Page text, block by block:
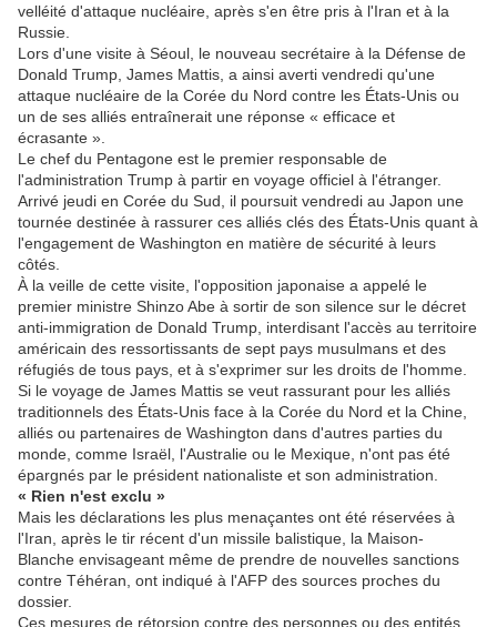
velléité d'attaque nucléaire, après s'en être pris à l'Iran et à la
Russie.
Lors d'une visite à Séoul, le nouveau secrétaire à la Défense de
Donald Trump, James Mattis, a ainsi averti vendredi qu'une
attaque nucléaire de la Corée du Nord contre les États-Unis ou
un de ses alliés entraînerait une réponse « efficace et
écrasante ».
Le chef du Pentagone est le premier responsable de
l'administration Trump à partir en voyage officiel à l'étranger.
Arrivé jeudi en Corée du Sud, il poursuit vendredi au Japon une
tournée destinée à rassurer ces alliés clés des États-Unis quant à
l'engagement de Washington en matière de sécurité à leurs
côtés.
À la veille de cette visite, l'opposition japonaise a appelé le
premier ministre Shinzo Abe à sortir de son silence sur le décret
anti-immigration de Donald Trump, interdisant l'accès au territoire
américain des ressortissants de sept pays musulmans et des
réfugiés de tous pays, et à s'exprimer sur les droits de l'homme.
Si le voyage de James Mattis se veut rassurant pour les alliés
traditionnels des États-Unis face à la Corée du Nord et la Chine,
alliés ou partenaires de Washington dans d'autres parties du
monde, comme Israël, l'Australie ou le Mexique, n'ont pas été
épargnés par le président nationaliste et son administration.
« Rien n'est exclu »
Mais les déclarations les plus menaçantes ont été réservées à
l'Iran, après le tir récent d'un missile balistique, la Maison-
Blanche envisageant même de prendre de nouvelles sanctions
contre Téhéran, ont indiqué à l'AFP des sources proches du
dossier.
Ces mesures de rétorsion contre des personnes ou des entités